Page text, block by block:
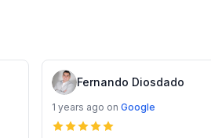
Fernando Diosdado
1 years ago on Google